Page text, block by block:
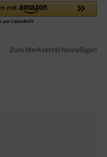
Zum Merkzettel hinzufügen